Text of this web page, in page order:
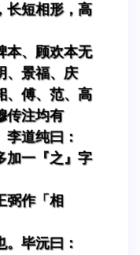
长短相形，高
本、顾欢本无
、景福、庆
、傅、范、高
传注均有
李道纯曰：
加一『之』字
弼作「相
毕沅曰：